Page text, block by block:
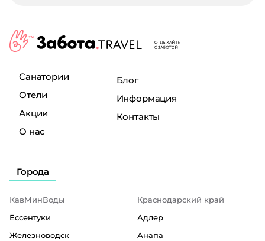
Санатории
Отели
Акции
О нас
Блог
Информация
Контакты
Города
КавМинВоды
Ессентуки
Железноводск
Краснодарский край
Адлер
Анапа